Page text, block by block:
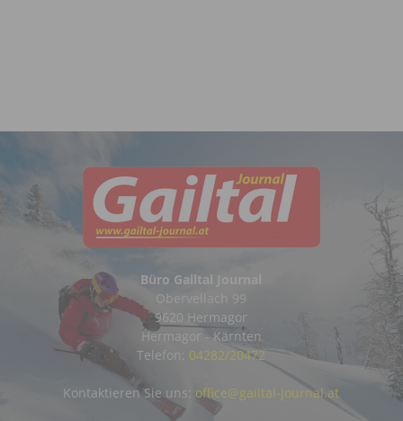
Büro Gailtal Journal
Obervellach 99
9620 Hermagor
Hermagor - Kärnten
Telefon: 04282/20472
Kontaktieren Sie uns: office@gailtal-journal.at